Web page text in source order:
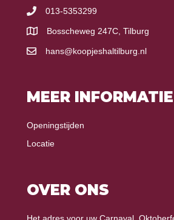
013-5353299
Bosscheweg 247C, Tilburg
hans@koopjeshaltilburg.nl
MEER INFORMATIE
Openingstijden
Locatie
OVER ONS